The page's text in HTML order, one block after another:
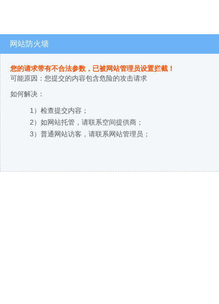
网站防火墙
您的请求带有不合法参数，已被网站管理员设置拦截！
可能原因：您提交的内容包含危险的攻击请求
如何解决：
1）检查提交内容；
2）如网站托管，请联系空间提供商；
3）普通网站访客，请联系网站管理员；